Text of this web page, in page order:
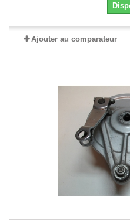
Ajouter au comparateur